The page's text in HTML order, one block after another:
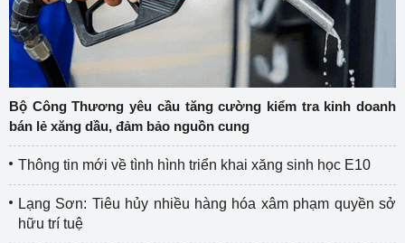
Bộ Công Thương yêu cầu tăng cường kiểm tra kinh doanh
bán lẻ xăng dầu, đảm bảo nguồn cung
Thông tin mới về tình hình triển khai xăng sinh học E10
Lạng Sơn: Tiêu hủy nhiều hàng hóa xâm phạm quyền sở
hữu trí tuệ